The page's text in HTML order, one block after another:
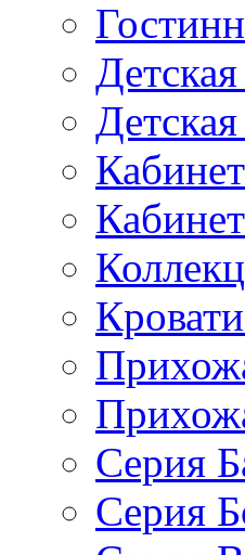
Серия
Серия